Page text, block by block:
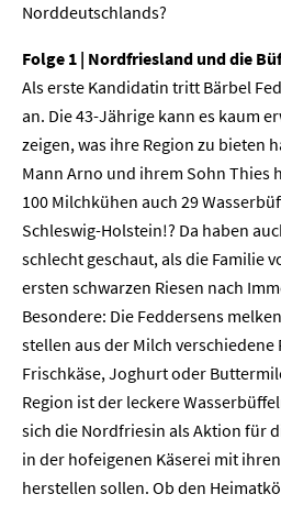
Norddeutschlands?
Folge 1 | Nordfriesland und die
Als erste Kandidatin tritt Bärbel
an. Die 43-Jährige kann es kaum
zeigen, was ihre Region zu bieten
Mann Arno und ihrem Sohn Thies
100 Milchkühen auch 29
Schleswig-Holstein!? Da haben
schlecht geschaut, als die Familie
ersten schwarzen Riesen nach
Besondere: Die Feddersens
stellen aus der Milch verschiedene
Frischkäse, Joghurt oder
Region ist der leckere
sich die Nordfriesin als Aktion für
in der hofeigenen Käserei mit
herstellen sollen. Ob den
Home